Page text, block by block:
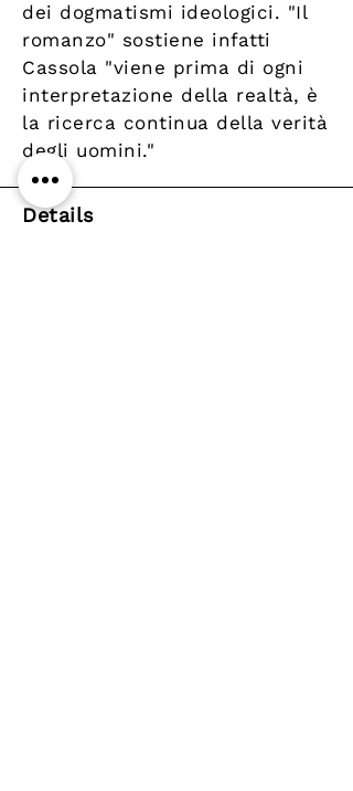
dei dogmatismi ideologici. "Il
romanzo" sostiene infatti
Cassola "viene prima di ogni
interpretazione della realtà, è
la ricerca continua della verità
degli uomini."
Details